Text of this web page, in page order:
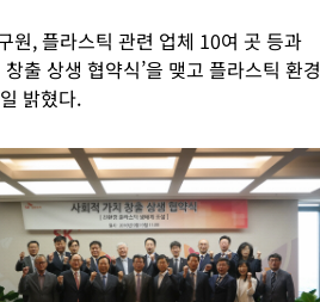
원, 플라스틱 관련 업체 10여 곳 등과
출 상생 협약식’을 맺고 플라스틱 환경
밝혔다.